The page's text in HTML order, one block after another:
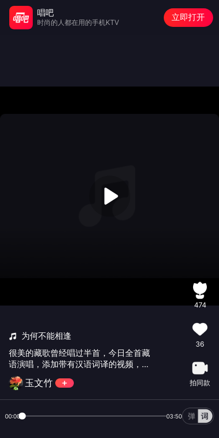
为何不能相逢
很美的藏歌曾经唱过半首，今日全首藏
语演唱，添加带有汉语词译的视频，水
平有限，欢迎朋友们来到文竹小屋聆听
鉴评🛋🛋🍵☕️🍹🥂🍎🍒🍇沙发入座，品
茶听歌😂
玉文竹
474
36
拍同款
00:00 03:50
唱吧
时尚的人都在用的手机KTV
立即打开